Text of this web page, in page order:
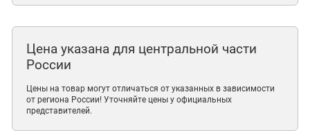
Цена указана для центральной части
России
Цены на товар могут отличаться от указанных в зависимости
от региона России! Уточняйте цены у официальных
представителей.